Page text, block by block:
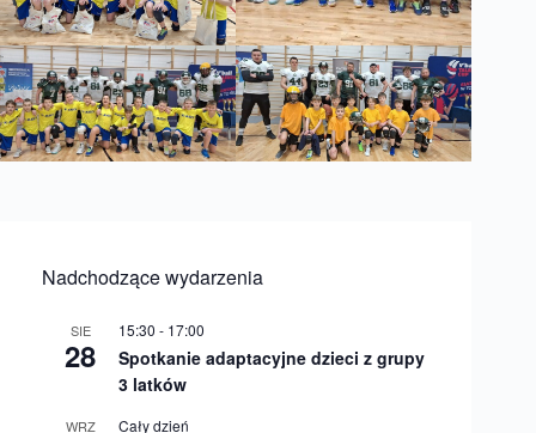
Nadchodzące wydarzenia
SIE
28
15:30 - 17:00
Spotkanie adaptacyjne dzieci z grupy
3 latków
WRZ Cały dzień